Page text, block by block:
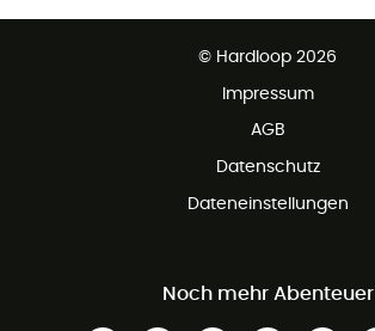
© Hardloop 2026
Impressum
AGB
Datenschutz
Dateneinstellungen
Noch mehr Abenteuer